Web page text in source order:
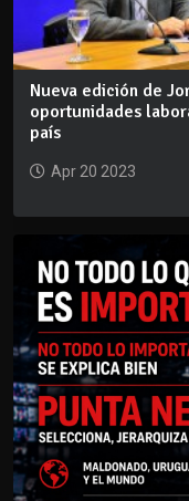
Nueva edición de
oportunidades
país
Apr 20 2023